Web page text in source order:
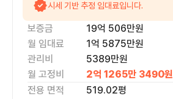
시세 기반 추정 임대료입니다.
보증금 19억 506만원
월 임대료
1억 5875만원
관리비
5389만원
월 고정비
2억 1265만 3490원
전용 면적
519.02평